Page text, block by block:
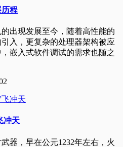
程
出现发展至今，随着高性能的
入，更复杂的处理器架构被应
嵌入式软件调试的需求也随之
冲天
器，早在公元1232年左右，火